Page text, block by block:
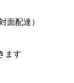
面配達）
ます